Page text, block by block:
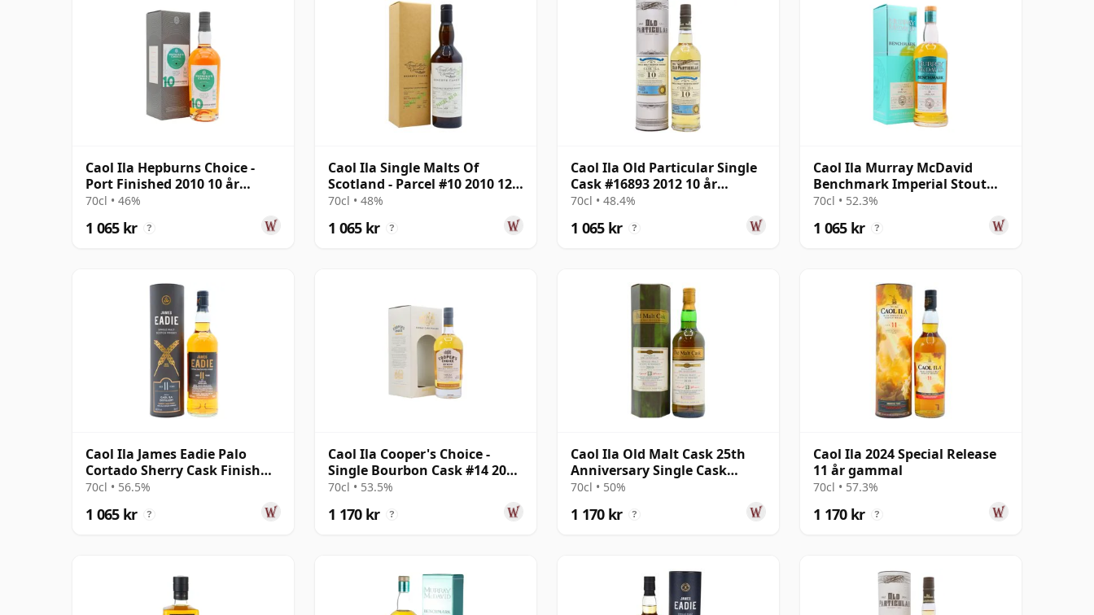
Caol Ila Hepburns Choice -
Port Finished 2010 10 år
gammal
70cl • 46%
1 065 kr ?
Caol Ila Single Malts Of
Scotland - Parcel #10 2010 12
år gammal
70cl • 48%
1 065 kr ?
Caol Ila Old Particular Single
Cask #16893 2012 10 år
gammal
70cl • 48.4%
1 065 kr ?
Caol Ila Murray McDavid
Benchmark Imperial Stout
Cask 2012 12 år gammal
70cl • 52.3%
1 065 kr ?
Caol Ila James Eadie Palo
Cortado Sherry Cask Finish
Single 2009 11 år gammal
70cl • 56.5%
1 065 kr ?
Caol Ila Cooper's Choice -
Single Bourbon Cask #14 2008
12 år gammal
70cl • 53.5%
1 170 kr ?
Caol Ila Old Malt Cask 25th
Anniversary Single Cask
#56877 2010 13 år gammal
70cl • 50%
1 170 kr ?
Caol Ila 2024 Special Release
11 år gammal
70cl • 57.3%
1 170 kr ?